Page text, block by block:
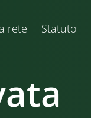
rete Statuto